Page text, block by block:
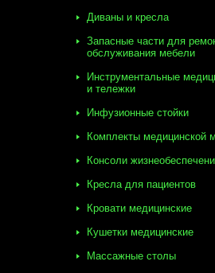
Диваны и кресла
Запасные части для
обслуживания мебели
Инструментальные
и тележки
Инфузионные стойки
Комплекты медицинской
Консоли
Кресла для пациентов
Кровати медицинские
Кушетки медицинские
Массажные столы